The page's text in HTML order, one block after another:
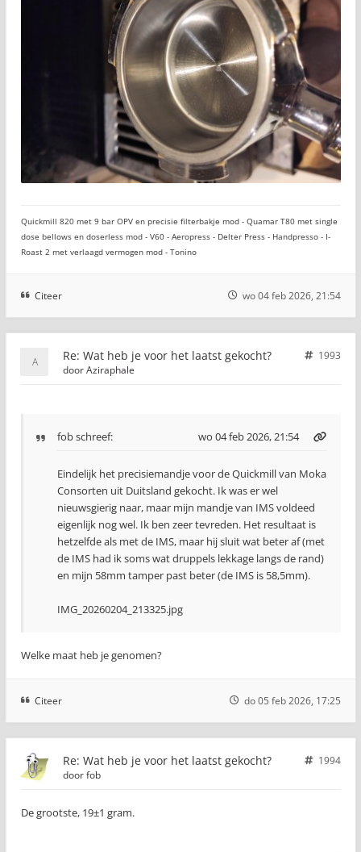
Quickmill 820 met 9 bar OPV en precisie filterbakje mod - Quamar T80 met single
dose bellows en doserless mod - V60 - Aeropress - Delter Press - Handpresso - I-
Roast 2 met verlaagd vermogen mod - Tonino
Citeer wo 04 feb 2026, 21:54
Re: Wat heb je voor het laatst gekocht?
1993
doorAziraphale
fobschreef: wo 04 feb 2026, 21:54
Eindelijk het precisiemandje voor de Quickmill van Moka
Consorten uit Duitsland gekocht. Ik was er wel
nieuwsgierig naar, maar mijn mandje van IMS voldeed
eigenlijk nog wel. Ik ben zeer tevreden. Het resultaat is
hetzelfde als met de IMS, maar hij sluit wat beter af (met
de IMS had ik soms wat druppels lekkage langs de rand)
en mijn 58mm tamper past beter (de IMS is 58,5mm).
IMG_20260204_213325.jpg
Welke maat heb je genomen?
Citeer do 05 feb 2026, 17:25
Re: Wat heb je voor het laatst gekocht?
1994
doorfob
De grootste, 19±1 gram.